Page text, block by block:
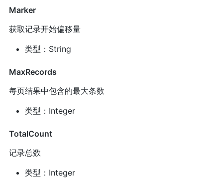
Marker
获取记录开始偏移量
类型：String
MaxRecords
每页结果中包含的最大条数
类型：Integer
TotalCount
记录总数
类型：Integer